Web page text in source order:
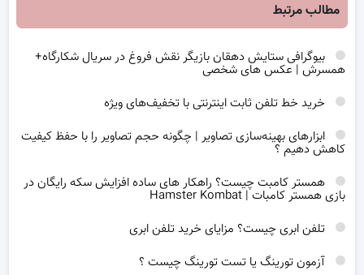
مطالب مرتبط
بیوگرافی ستایش دهقان بازیگر نقش فروغ در سریال شکارگاه+
همسرش | عکس های شخصی
خرید خط تلفن ثابت اینترنتی با تخفیف‌های ویژه
ابزارهای بهینه‌سازی تصاویر | چگونه حجم تصاویر را با حفظ کیفیت
کاهش دهیم ؟
همستر کامبت چیست؟ راهکار های ساده افزایش سکه رایگان در
بازی همستر کامبات | Hamster Kombat
تلفن ابری چیست؟ مزایای خرید تلفن ابری
آزمون تورینگ یا تست تورینگ چیست ؟